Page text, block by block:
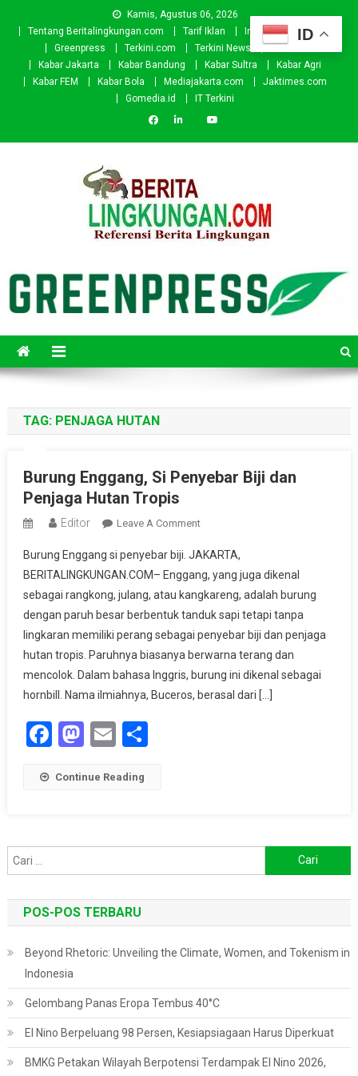
Kamis, Agustus 06, 2026
Tentang Beritalingkungan.com
Tarif Iklan Investor
Donasi
Greenpress
Terkini.com Terkini News
Kabar.id
Kabar Jakarta
Kabar Bandung Kabar Sultra
Kabar Agri
Kabar FEM
Kabar Bola Mediajakarta.com
Jaktimes.com
Gomedia.id
IT Terkini
TAG: PENJAGA HUTAN
Burung Enggang, Si Penyebar Biji dan
Penjaga Hutan Tropis
Editor Leave A CommentOn
Enggang,
Si
Penyebar
Biji
Dan
Penjaga
Burung Enggang si penyebar biji. JAKARTA,
BERITALINGKUNGAN.COM– Enggang, yang juga dikenal
sebagai rangkong, julang, atau kangkareng, adalah burung
dengan paruh besar berbentuk tanduk sapi tetapi tanpa
lingkaran memiliki perang sebagai penyebar biji dan penjaga
hutan tropis. Paruhnya biasanya berwarna terang dan
mencolok. Dalam bahasa Inggris, burung ini dikenal sebagai
hornbill. Nama ilmiahnya, Buceros, berasal dari […]
Facebook
Mastodon
EmailShare
Continue Reading
untuk:
POS-POS TERBARU
Beyond Rhetoric: Unveiling the Climate, Women, and Tokenism in
Indonesia
Gelombang Panas Eropa Tembus 40°C
El Nino Berpeluang 98 Persen, Kesiapsiagaan Harus Diperkuat
BMKG Petakan Wilayah Berpotensi Terdampak El Nino 2026,
ID